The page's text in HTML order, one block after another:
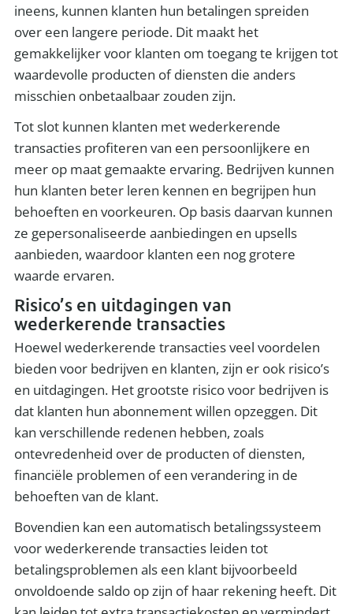
ineens, kunnen klanten hun betalingen spreiden
over een langere periode. Dit maakt het
gemakkelijker voor klanten om toegang te krijgen tot
waardevolle producten of diensten die anders
misschien onbetaalbaar zouden zijn.
Tot slot kunnen klanten met wederkerende
transacties profiteren van een persoonlijkere en
meer op maat gemaakte ervaring. Bedrijven kunnen
hun klanten beter leren kennen en begrijpen hun
behoeften en voorkeuren. Op basis daarvan kunnen
ze gepersonaliseerde aanbiedingen en upsells
aanbieden, waardoor klanten een nog grotere
waarde ervaren.
Risico’s en uitdagingen van
wederkerende transacties
Hoewel wederkerende transacties veel voordelen
bieden voor bedrijven en klanten, zijn er ook risico’s
en uitdagingen. Het grootste risico voor bedrijven is
dat klanten hun abonnement willen opzeggen. Dit
kan verschillende redenen hebben, zoals
ontevredenheid over de producten of diensten,
financiële problemen of een verandering in de
behoeften van de klant.
Bovendien kan een automatisch betalingssysteem
voor wederkerende transacties leiden tot
betalingsproblemen als een klant bijvoorbeeld
onvoldoende saldo op zijn of haar rekening heeft. Dit